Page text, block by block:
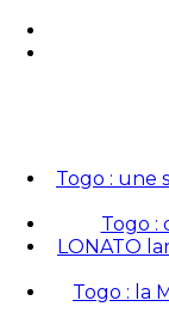
Togo : une
Togo :
LONATO
Togo : la